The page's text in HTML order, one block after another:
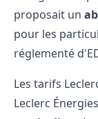
proposait un
pour les
réglementé
Les tarifs
Leclerc